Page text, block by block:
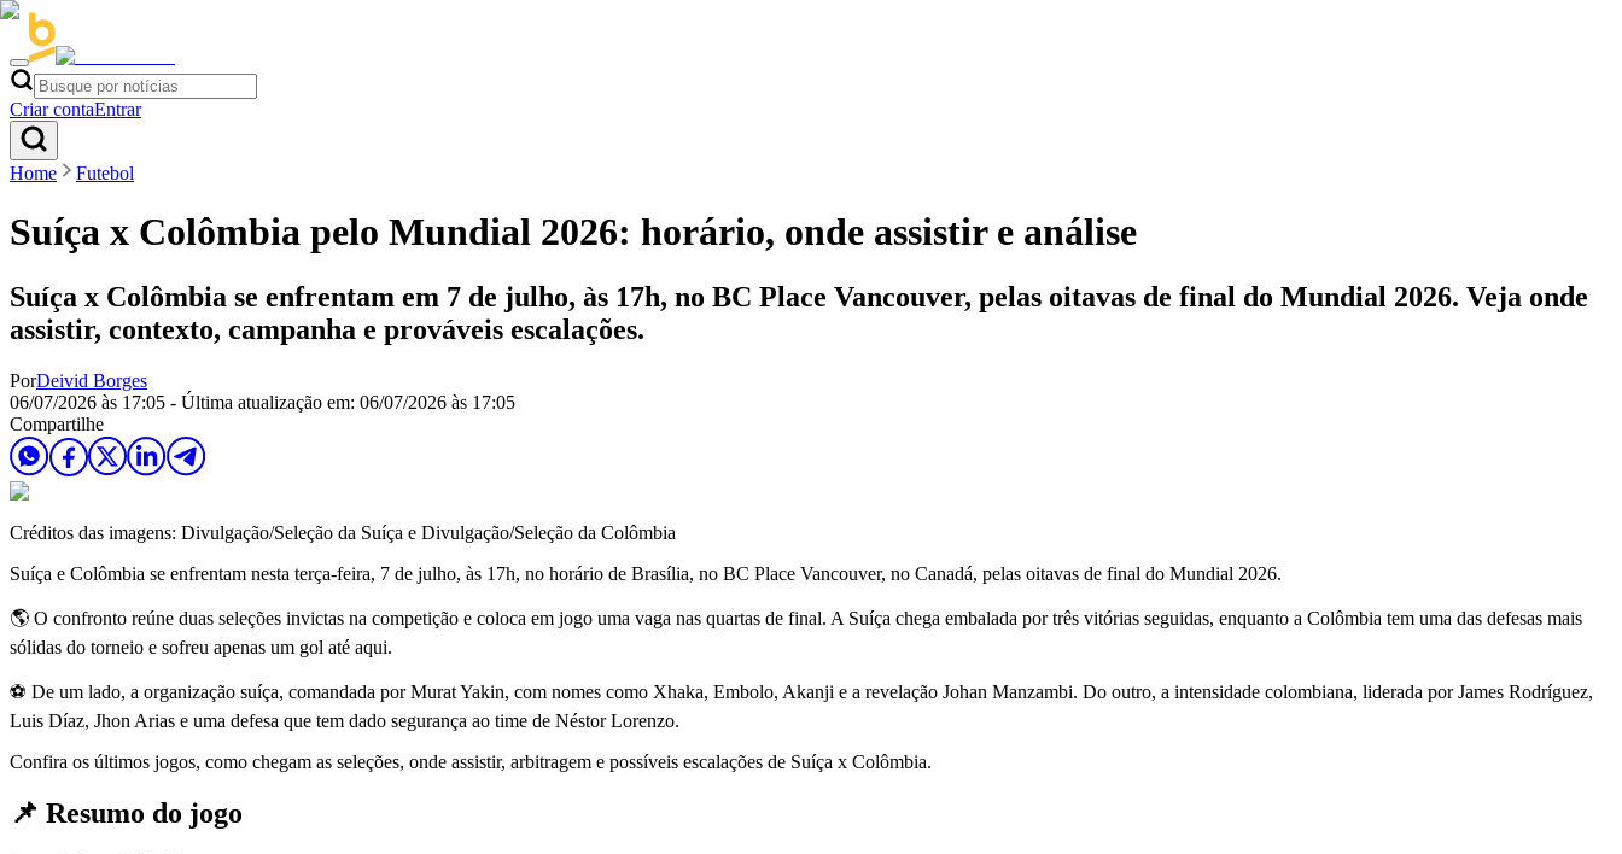
Criar contaEntrar
Home Futebol
Suíça x Colômbia pelo Mundial 2026: horário, onde assistir e análise
Suíça x Colômbia se enfrentam em 7 de julho, às 17h, no BC Place Vancouver, pelas oitavas de final do Mundial 2026. Veja onde
assistir, contexto, campanha e prováveis escalações.
PorDeivid Borges
06/07/2026 às 17:05 - Última atualização em: 06/07/2026 às 17:05
Compartilhe
Créditos das imagens: Divulgação/Seleção da Suíça e Divulgação/Seleção da Colômbia
Suíça e Colômbia se enfrentam nesta terça-feira, 7 de julho, às 17h, no horário de Brasília, no BC Place Vancouver, no Canadá, pelas oitavas de final do Mundial 2026.
🌎 O confronto reúne duas seleções invictas na competição e coloca em jogo uma vaga nas quartas de final. A Suíça chega embalada por três vitórias seguidas, enquanto a Colômbia tem uma das defesas mais
sólidas do torneio e sofreu apenas um gol até aqui.
⚽ De um lado, a organização suíça, comandada por Murat Yakin, com nomes como Xhaka, Embolo, Akanji e a revelação Johan Manzambi. Do outro, a intensidade colombiana, liderada por James Rodríguez,
Luis Díaz, Jhon Arias e uma defesa que tem dado segurança ao time de Néstor Lorenzo.
Confira os últimos jogos, como chegam as seleções, onde assistir, arbitragem e possíveis escalações de Suíça x Colômbia.
📌 Resumo do jogo